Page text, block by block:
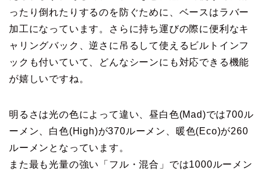
ったり倒れたりするのを防ぐために、ベースはラバー
加工になっています。さらに持ち運びの際に便利なキ
ャリングバック、逆さに吊るして使えるビルトインフ
ックも付いていて、どんなシーンにも対応できる機能
が嬉しいですね。
明るさは光の色によって違い、昼白色(Mad)では700ル
ーメン、白色(High)が370ルーメン、暖色(Eco)が260
ルーメンとなっています。
また最も光量の強い「フル・混合」では1000ルーメン